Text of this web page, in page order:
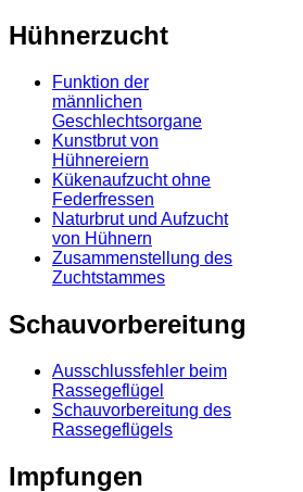
Hühnerzucht
Funktion der
männlichen
Geschlechtsorgane
Kunstbrut von
Hühnereiern
Kükenaufzucht ohne
Federfressen
Naturbrut und Aufzucht
von Hühnern
Zusammenstellung des
Zuchtstammes
Schauvorbereitung
Ausschlussfehler beim
Rassegeflügel
Schauvorbereitung des
Rassegeflügels
Impfungen